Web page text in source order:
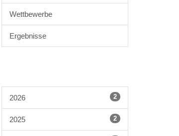
Wettbewerbe
Ergebnisse
2026 2
2025 2